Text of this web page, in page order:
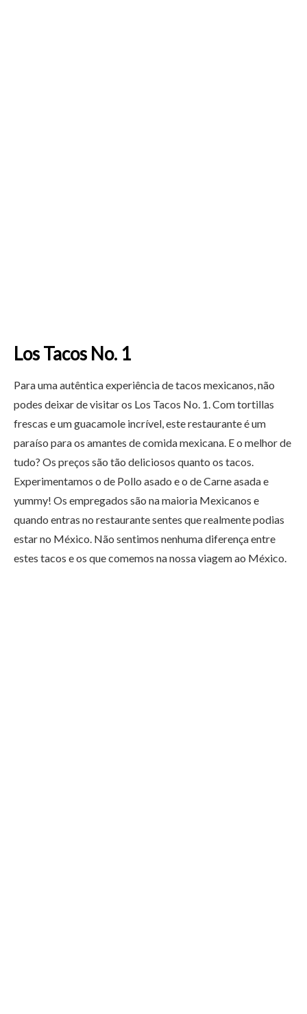
Los Tacos No. 1
Para uma autêntica experiência de tacos mexicanos, não
podes deixar de visitar os Los Tacos No. 1. Com tortillas
frescas e um guacamole incrível, este restaurante é um
paraíso para os amantes de comida mexicana. E o melhor de
tudo? Os preços são tão deliciosos quanto os tacos.
Experimentamos o de Pollo asado e o de Carne asada e
yummy! Os empregados são na maioria Mexicanos e
quando entras no restaurante sentes que realmente podias
estar no México. Não sentimos nenhuma diferença entre
estes tacos e os que comemos na nossa viagem ao México.